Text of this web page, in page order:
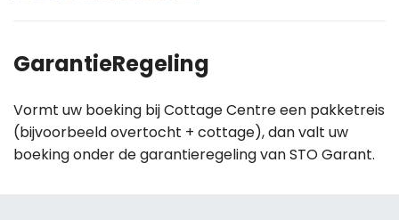
GarantieRegeling
Vormt uw boeking bij Cottage Centre een pakketreis
(bijvoorbeeld overtocht + cottage), dan valt uw
boeking onder de garantieregeling van STO Garant.